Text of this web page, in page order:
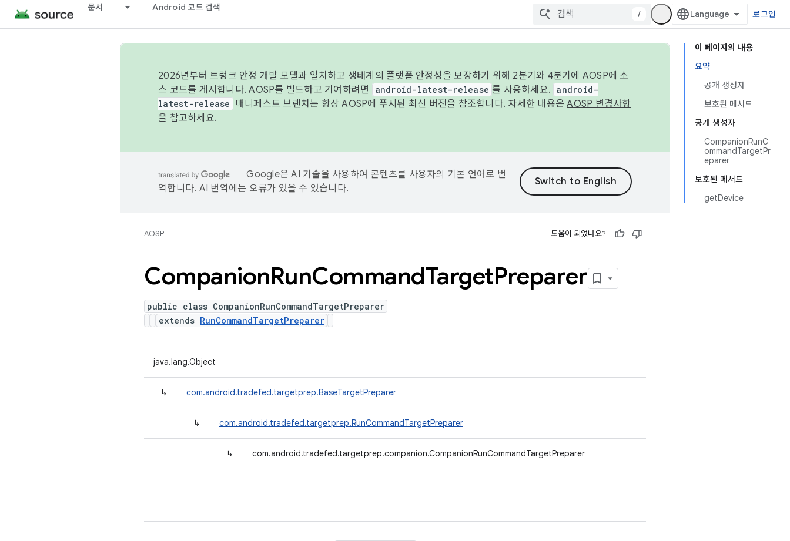
문서 Android 코드 검색
/ 로그인
이 페이지의 내용
요약
공개 생성자
보호된 메서드
공개 생성자
CompanionRunC
ommandTargetPr
eparer
보호된 메서드
getDevice
2026년부터 트렁크 안정 개발 모델과 일치하고 생태계의 플랫폼 안정성을 보장하기 위해 2분기와 4분기에 AOSP에 소
스 코드를 게시합니다. AOSP를 빌드하고 기여하려면
android-latest-release 를 사용하세요. android-
latest-release
매니페스트 브랜치는 항상 AOSP에 푸시된 최신 버전을 참조합니다. 자세한 내용은AOSP 변경사항
을 참고하세요.
Google은 AI 기술을 사용하여 콘텐츠를 사용자의 기본 언어로 번
역합니다. AI 번역에는 오류가 있을 수 있습니다.
AOSP 도움이 되었나요?
CompanionRunCommandTargetPreparer
public class CompanionRunCommandTargetPreparer
extends RunCommandTargetPreparer
java.lang.Object
↳ com.android.tradefed.targetprep.BaseTargetPreparer
↳ com.android.tradefed.targetprep.RunCommandTargetPreparer
↳ com.android.tradefed.targetprep.companion.CompanionRunCommandTargetPreparer